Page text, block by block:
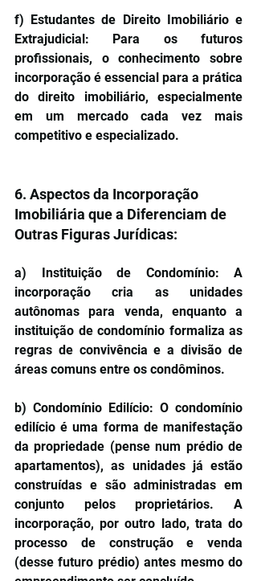
f) Estudantes de Direito Imobiliário e
Extrajudicial: Para os futuros
profissionais, o conhecimento sobre
incorporação é essencial para a prática
do direito imobiliário, especialmente
em um mercado cada vez mais
competitivo e especializado.
6. Aspectos da Incorporação
Imobiliária que a Diferenciam de
Outras Figuras Jurídicas:
a) Instituição de Condomínio: A
incorporação cria as unidades
autônomas para venda, enquanto a
instituição de condomínio formaliza as
regras de convivência e a divisão de
áreas comuns entre os condôminos.
b) Condomínio Edilício: O condomínio
edilício é uma forma de manifestação
da propriedade (pense num prédio de
apartamentos), as unidades já estão
construídas e são administradas em
conjunto pelos proprietários. A
incorporação, por outro lado, trata do
processo de construção e venda
(desse futuro prédio) antes mesmo do